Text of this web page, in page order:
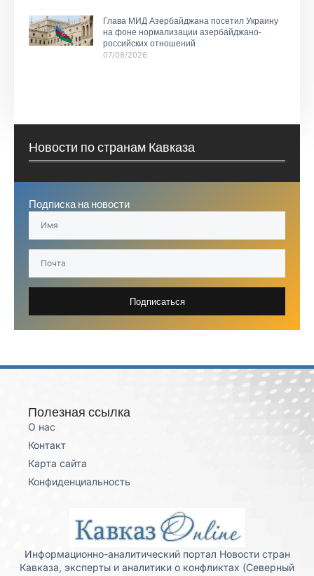
Глава МИД Азербайджана посетил Украину
на фоне нормализации азербайджано-
российских отношений
07/08/2026
Новости по странам Кавказа
Подписка на новости
Подписаться
Полезная ссылка
О нас
Контакт
Карта сайта
Конфиденциальность
Информационно-аналитический портал Новости стран
Кавказа, эксперты и аналитики о конфликтах (Северный